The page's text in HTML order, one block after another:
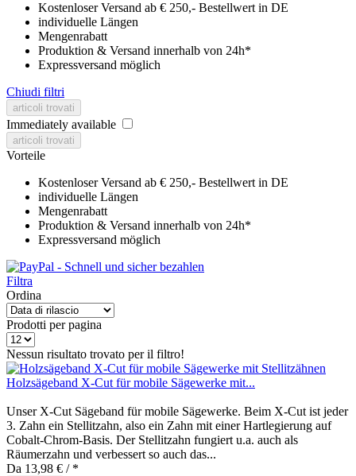
Kostenloser Versand ab € 250,- Bestellwert in DE
individuelle Längen
Mengenrabatt
Produktion & Versand innerhalb von 24h*
Expressversand möglich
Chiudi filtri
articoli trovati
Immediately available
articoli trovati
Vorteile
Kostenloser Versand ab € 250,- Bestellwert in DE
individuelle Längen
Mengenrabatt
Produktion & Versand innerhalb von 24h*
Expressversand möglich
Filtra
Ordina
Prodotti per pagina
Nessun risultato trovato per il filtro!
Holzsägeband X-Cut für mobile Sägewerke mit...
Unser X-Cut Sägeband für mobile Sägewerke. Beim X-Cut ist jeder
3. Zahn ein Stellitzahn, also ein Zahn mit einer Hartlegierung auf
Cobalt-Chrom-Basis. Der Stellitzahn fungiert u.a. auch als
Räumerzahn und verbessert so auch das...
Da 13,98 € / *